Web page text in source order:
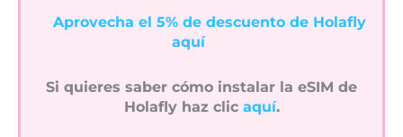
Aprovecha el 5% de descuento de Holafly
aquí
Si quieres saber cómo instalar la eSIM de
Holafly haz clic aquí.